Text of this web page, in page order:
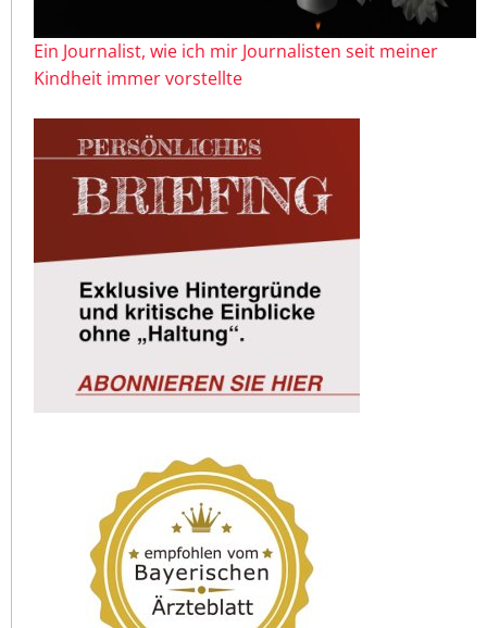
Ein Journalist, wie ich mir Journalisten seit meiner
Kindheit immer vorstellte